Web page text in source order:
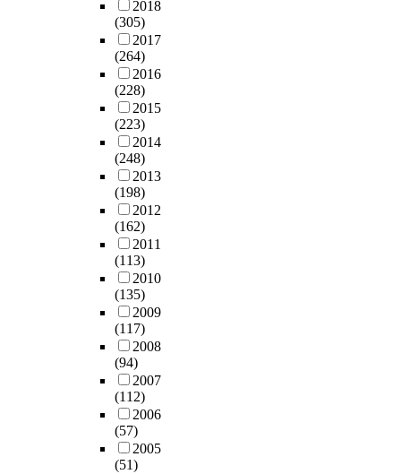
2018
(305)
2017
(264)
2016
(228)
2015
(223)
2014
(248)
2013
(198)
2012
(162)
2011
(113)
2010
(135)
2009
(117)
2008
(94)
2007
(112)
2006
(57)
2005
(51)